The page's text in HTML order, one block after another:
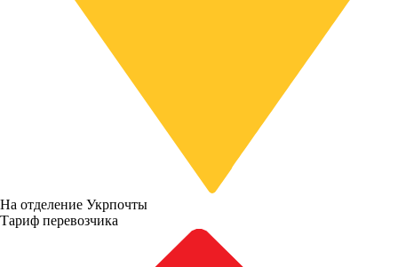
На отделение Укрпочты
Тариф перевозчика